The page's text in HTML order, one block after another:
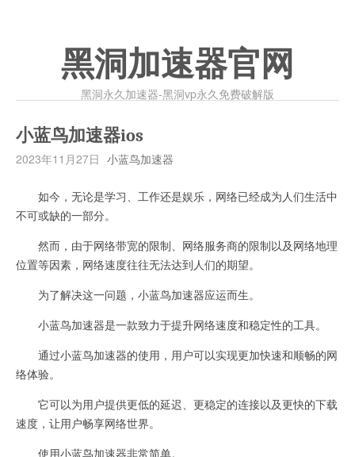
黑洞加速器官网
黑洞永久加速器-黑洞vp永久免费破解版
小蓝鸟加速器ios
2023年11月27日 小蓝鸟加速器
如今，无论是学习、工作还是娱乐，网络已经成为人们生活中
不可或缺的一部分。
然而，由于网络带宽的限制、网络服务商的限制以及网络地理
位置等因素，网络速度往往无法达到人们的期望。
为了解决这一问题，小蓝鸟加速器应运而生。
小蓝鸟加速器是一款致力于提升网络速度和稳定性的工具。
通过小蓝鸟加速器的使用，用户可以实现更加快速和顺畅的网
络体验。
它可以为用户提供更低的延迟、更稳定的连接以及更快的下载
速度，让用户畅享网络世界。
使用小蓝鸟加速器非常简单。